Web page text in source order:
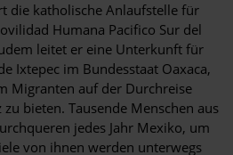
die katholische Anlaufstelle für
Humana Pacifico Sur del
leitet er eine Unterkunft für
Ixtepec im Bundesstaat Oaxaca,
Migranten auf der Durchreise
bieten. Tausende Menschen aus
jedes Jahr Mexiko, um
von ihnen werden unterwegs